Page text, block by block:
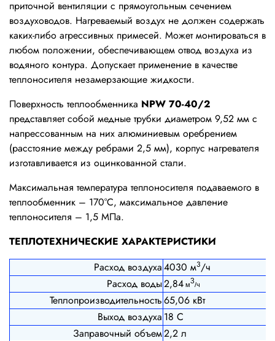
приточной вентиляции с прямоугольным сечением
воздуховодов. Нагреваемый воздух не должен содержать
каких-либо агрессивных примесей. Может монтироваться в
любом положении, обеспечивающем отвод воздуха из
водяного контура. Допускает применение в качестве
теплоносителя незамерзающие жидкости.
Поверхность теплообменника NPW 70-40/2
представляет собой медные трубки диаметром 9,52 мм с
напрессованным на них алюминиевым оребрением
(расстояние между ребрами 2,5 мм), корпус нагревателя
изготавливается из оцинкованной стали.
Максимальная температура теплоносителя подаваемого в
теплообменник – 170°С, максимальное давление
теплоносителя – 1,5 МПа.
ТЕПЛОТЕХНИЧЕСКИЕ ХАРАКТЕРИСТИКИ
Расход воздуха4030 м3/ч
Расход воды2,84 м3/ч
Теплопроизводительность65,06 кВт
Выход воздуха 18 С
Заправочный объем2,2 л